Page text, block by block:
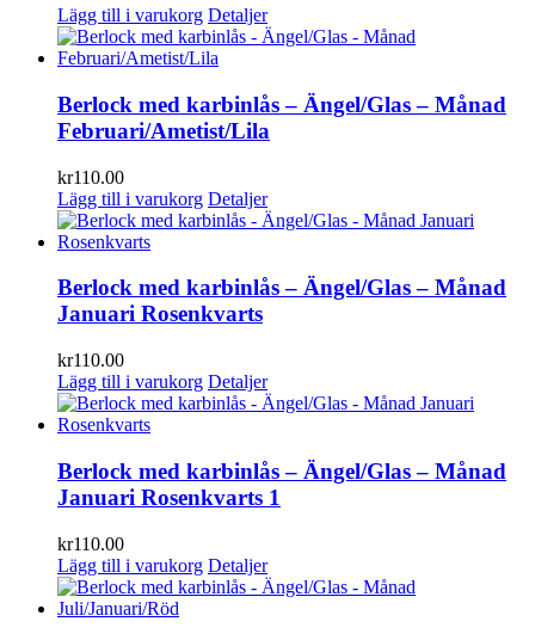
Lägg till i varukorg Detaljer
Berlock med karbinlås – Ängel/Glas – Månad
Februari/Ametist/Lila
kr110.00
Lägg till i varukorg Detaljer
Berlock med karbinlås – Ängel/Glas – Månad
Januari Rosenkvarts
kr110.00
Lägg till i varukorg Detaljer
Berlock med karbinlås – Ängel/Glas – Månad
Januari Rosenkvarts 1
kr110.00
Lägg till i varukorg Detaljer